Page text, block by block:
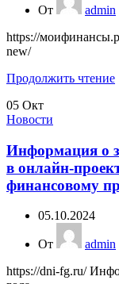
От
admin
https://
new/
Продолжить чтение
05 Окт
Новости
Информация о
в онлайн-
финансовому
05.10.2024
От
admin
https://dni-fg.ru/